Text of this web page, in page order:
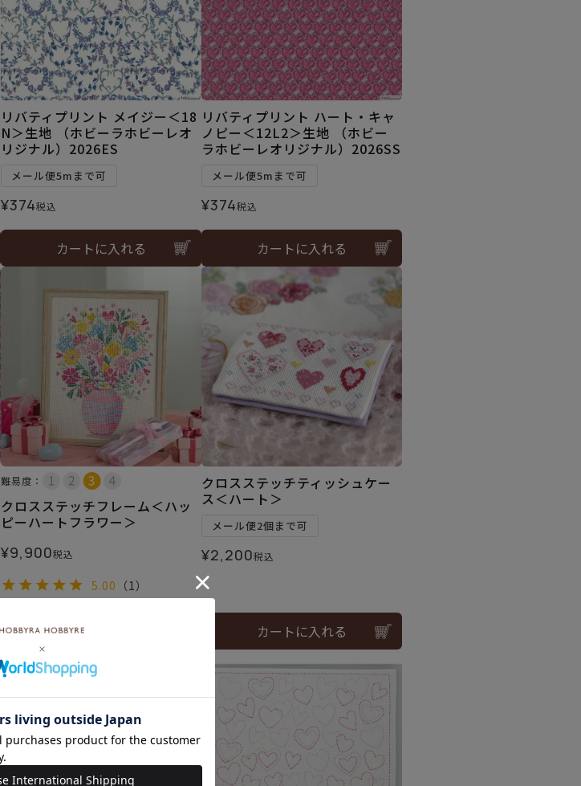
リバティプリント メイジー＜18
N＞生地 （ホビーラホビーレオ
リジナル）2026ES
メール便5mまで可
¥374税込
カートに入れる
リバティプリント ハート・キャ
ノピー＜12L2＞生地 （ホビー
ラホビーレオリジナル）2026SS
メール便5mまで可
¥374税込
カートに入れる
難易度：
クロスステッチフレーム＜ハッ
ピーハートフラワー＞
¥9,900税込
5.00 （1）
カートに入れる
クロスステッチティッシュケー
ス＜ハート＞
メール便2個まで可
¥2,200税込
カートに入れる